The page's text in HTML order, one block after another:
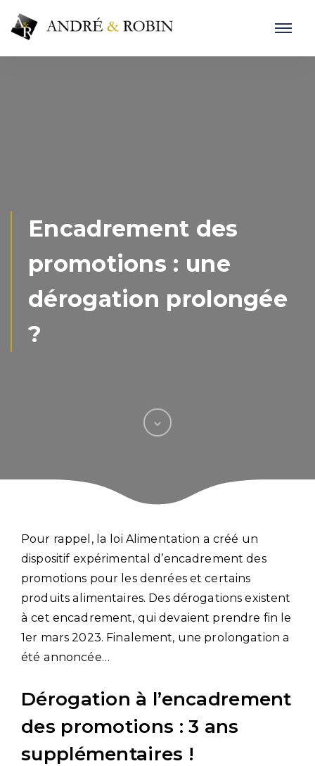
Encadrement des
promotions : une
dérogation prolongée
?
Pour rappel, la loi Alimentation a créé un
dispositif expérimental d’encadrement des
promotions pour les denrées et certains
produits alimentaires. Des dérogations existent
à cet encadrement, qui devaient prendre fin le
1er mars 2023. Finalement, une prolongation a
été annoncée…
Dérogation à l’encadrement
des promotions : 3 ans
supplémentaires !